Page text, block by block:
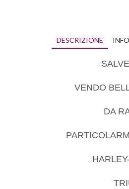
DESCRIZIONE
VENDO
DA